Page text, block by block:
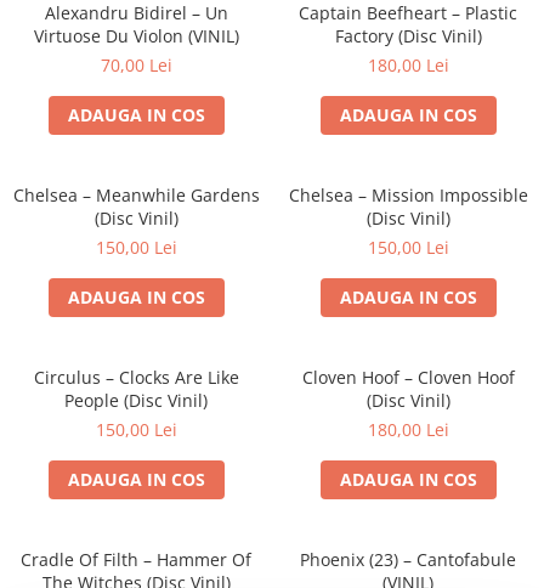
Alexandru Bidirel – Un
Virtuose Du Violon (VINIL)
70,00 Lei
ADAUGA IN COS
Captain Beefheart – Plastic
Factory (Disc Vinil)
180,00 Lei
ADAUGA IN COS
Chelsea – Meanwhile Gardens
(Disc Vinil)
150,00 Lei
ADAUGA IN COS
Chelsea – Mission Impossible
(Disc Vinil)
150,00 Lei
ADAUGA IN COS
Circulus – Clocks Are Like
People (Disc Vinil)
150,00 Lei
ADAUGA IN COS
Cloven Hoof – Cloven Hoof
(Disc Vinil)
180,00 Lei
ADAUGA IN COS
Cradle Of Filth – Hammer Of
The Witches (Disc Vinil)
Phoenix (23) – Cantofabule
(VINIL)